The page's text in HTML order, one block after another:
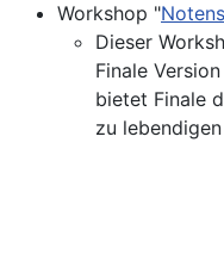
Workshop "
Dieser
Finale
bietet Finale
zu